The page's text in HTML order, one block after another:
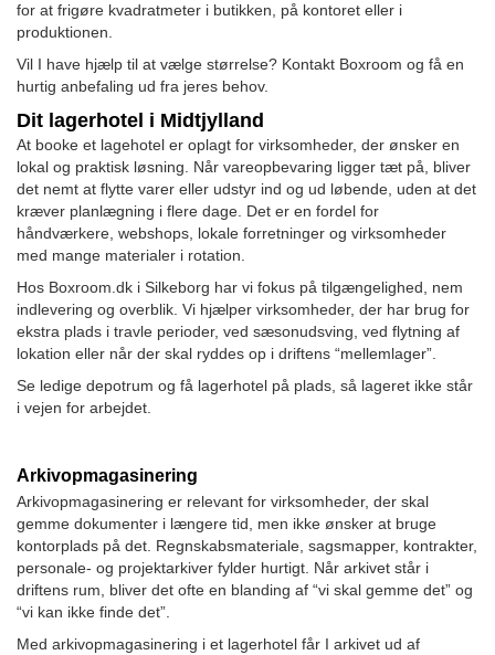
for at frigøre kvadratmeter i butikken, på kontoret eller i
produktionen.
Vil I have hjælp til at vælge størrelse? Kontakt Boxroom og få en
hurtig anbefaling ud fra jeres behov.
Dit lagerhotel i Midtjylland
At booke et lagehotel er oplagt for virksomheder, der ønsker en
lokal og praktisk løsning. Når vareopbevaring ligger tæt på, bliver
det nemt at flytte varer eller udstyr ind og ud løbende, uden at det
kræver planlægning i flere dage. Det er en fordel for
håndværkere, webshops, lokale forretninger og virksomheder
med mange materialer i rotation.
Hos Boxroom.dk i Silkeborg har vi fokus på tilgængelighed, nem
indlevering og overblik. Vi hjælper virksomheder, der har brug for
ekstra plads i travle perioder, ved sæsonudsving, ved flytning af
lokation eller når der skal ryddes op i driftens “mellemlager”.
Se ledige depotrum og få lagerhotel på plads, så lageret ikke står
i vejen for arbejdet.
Arkivopmagasinering
Arkivopmagasinering er relevant for virksomheder, der skal
gemme dokumenter i længere tid, men ikke ønsker at bruge
kontorplads på det. Regnskabsmateriale, sagsmapper, kontrakter,
personale- og projektarkiver fylder hurtigt. Når arkivet står i
driftens rum, bliver det ofte en blanding af “vi skal gemme det” og
“vi kan ikke finde det”.
Med arkivopmagasinering i et lagerhotel får I arkivet ud af